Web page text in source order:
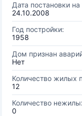
Дата постановки на
24.10.2008
Год постройки:
1958
Дом признан
Нет
Количество жилых
12
Количество
0